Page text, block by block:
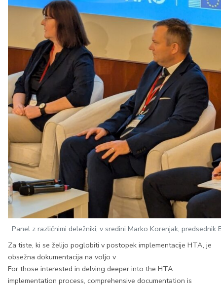
Panel z različnimi deležniki, v sredini Marko Korenjak, predsednik
Za tiste, ki se želijo poglobiti v postopek implementacije HTA, je
obsežna dokumentacija na voljo v
For those interested in delving deeper into the HTA
implementation process, comprehensive documentation is